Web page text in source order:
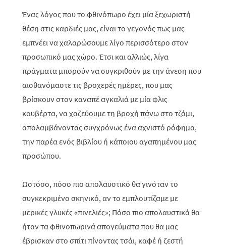
Ένας λόγος που το φθινόπωρο έχει μία ξεχωριστή
θέση στις καρδιές μας, είναι το γεγονός πως μας
εμπνέει να χαλαρώσουμε λίγο περισσότερο στον
προσωπικό μας χώρο. Έτσι και αλλιώς, λίγα
πράγματα μπορούν να συγκριθούν με την άνεση που
αισθανόμαστε τις βροχερές ημέρες, που μας
βρίσκουν στον καναπέ αγκαλιά με μία φλις
κουβέρτα, να χαζεύουμε τη βροχή πάνω στο τζάμι,
απολαμβάνοντας συγχρόνως ένα αχνιστό ρόφημα,
την παρέα ενός βιβλίου ή κάποιου αγαπημένου μας
προσώπου.
Ωστόσο, πόσο πιο απολαυστικό θα γινόταν το
συγκεκριμένο σκηνικό, αν το εμπλουτίζαμε με
μερικές γλυκές «πινελιές»; Πόσο πιο απολαυστικά θα
ήταν τα φθινοπωρινά απογεύματα που θα μας
έβρισκαν στο σπίτι πίνοντας τσάι, καφέ ή ζεστή